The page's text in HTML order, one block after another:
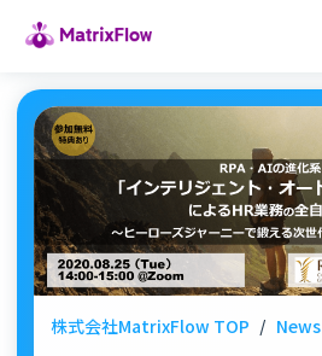
株式会社MatrixFlow TOP / News